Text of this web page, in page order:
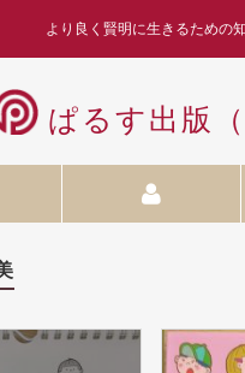
より良く賢明に生きるための
ぱるす出版（